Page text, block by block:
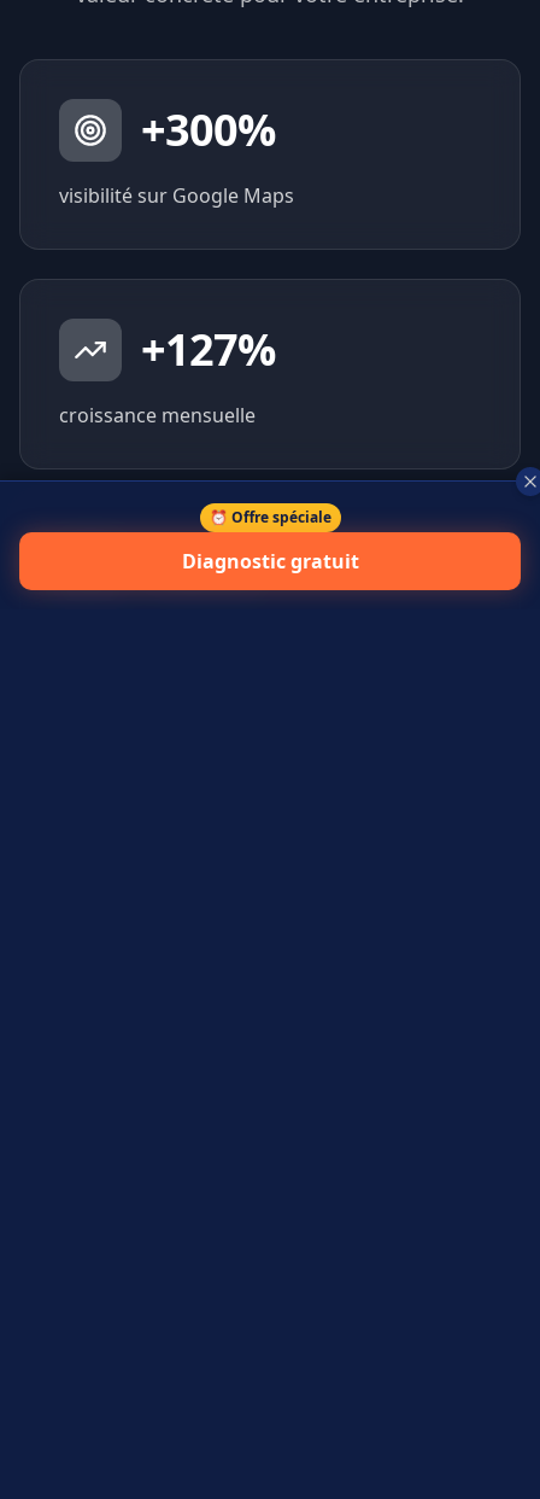
+300%
visibilité sur Google Maps
+127%
croissance mensuelle
45%
⏰ Offre spéciale
Diagnostic gratuit